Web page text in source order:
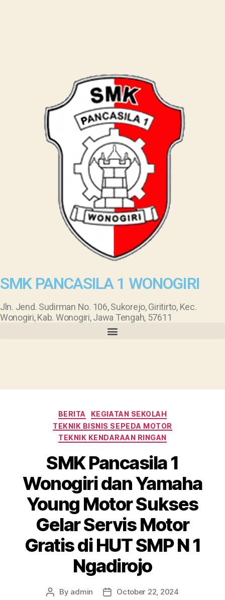
SMK PANCASILA 1 WONOGIRI
Jln. Jend. Sudirman No. 106, Sukorejo, Giritirto, Kec.
Wonogiri, Kab. Wonogiri, Jawa Tengah, 57611
BERITA
KEGIATAN SEKOLAH
TEKNIK BISNIS SEPEDA MOTOR
TEKNIK KENDARAAN RINGAN
SMK Pancasila 1
Wonogiri dan Yamaha
Young Motor Sukses
Gelar Servis Motor
Gratis di HUT SMP N 1
Ngadirojo
By admin
October 22, 2024